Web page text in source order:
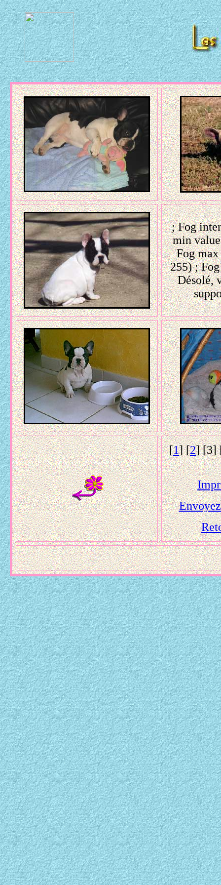
; Fog
min
Fog
255);
Désolé,
[1] [2] [3]